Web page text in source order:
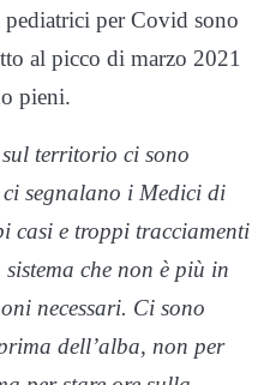
per Covid sono
al picco di marzo 2021
pieni.
territorio ci sono
segnalano i Medici di
casi e troppi tracciamenti
che non è più in
necessari. Ci sono
dell’alba, non per